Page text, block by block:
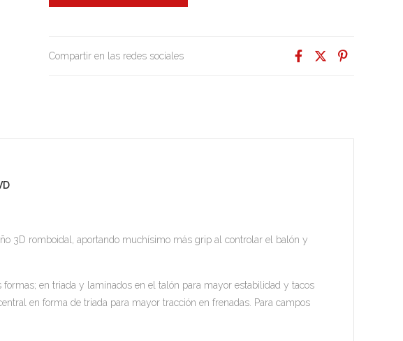
Compartir en las redes sociales
3D romboidal, aportando muchísimo más grip al controlar el balón y
formas; en triada y laminados en el talón para mayor estabilidad y tacos
en forma de triada para mayor tracción en frenadas. Para campos